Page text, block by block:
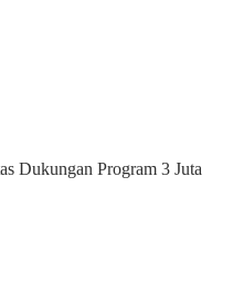
Dukungan Program 3 Juta